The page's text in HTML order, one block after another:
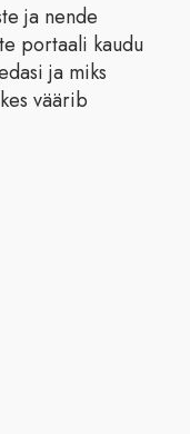
ja nende
portaali kaudu
ja miks
väärib